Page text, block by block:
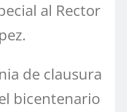
al Rector
de clausura
bicentenario